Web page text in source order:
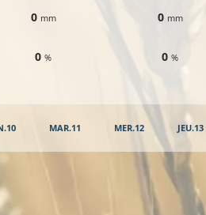
0 mm
0%
0 mm
0%
MAR.11 MER.12 JEU.13